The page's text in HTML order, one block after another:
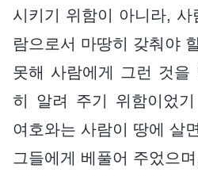
시키기 위함이 아니라,
람으로서 마땅히 갖춰야
못해 사람에게 그런 것을
히 알려 주기 위함이었
여호와는 사람이 땅에 살
그들에게 베풀어 주었으